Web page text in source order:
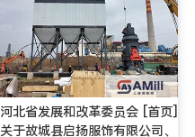
河北省发展和改革委员会 [首页]
关于故城县启扬服饰有限公司、